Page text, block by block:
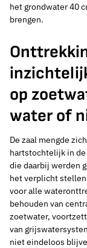
het grondwater 40
brengen.
op
water of
De zaal mengde
hartstochtelijk in
die daarbij werden
het verplicht
voor alle
behouden van
zoetwater,
van
niet eindeloos